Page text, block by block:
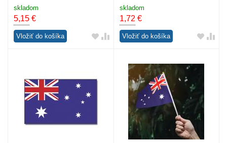
skladom
5,15 €
Vložiť do košíka
skladom
1,72 €
Vložiť do košíka